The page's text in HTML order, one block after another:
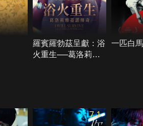
羅賓羅勃茲呈獻：浴
火重生──葛洛莉雅
一匹白
7.1